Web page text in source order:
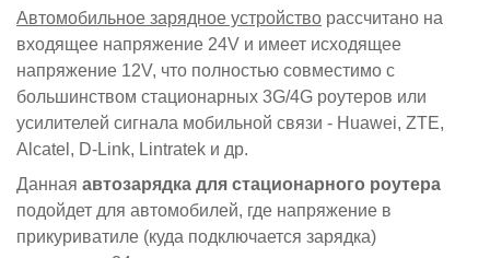
Автомобильное зарядное устройство рассчитано на
входящее напряжение 24V и имеет исходящее
напряжение 12V, что полностью совместимо с
большинством стационарных 3G/4G роутеров или
усилителей сигнала мобильной связи - Huawei, ZTE,
Alcatel, D-Link, Lintratek и др.
Данная автозарядка для стационарного роутера
подойдет для автомобилей, где напряжение в
прикуриватиле (куда подключается зарядка)